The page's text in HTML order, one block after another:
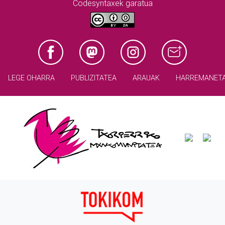
Codesyntaxek garatua
LEGE OHARRA PUBLIZITATEA ARAUAK